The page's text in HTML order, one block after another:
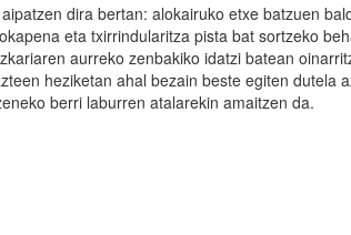
dira bertan: alokairuko etxe batzuen
eta txirrindularitza pista bat sortzeko
aurreko zenbakiko idatzi batean
heziketan ahal bezain beste egiten dutela
berri laburren atalarekin amaitzen da.